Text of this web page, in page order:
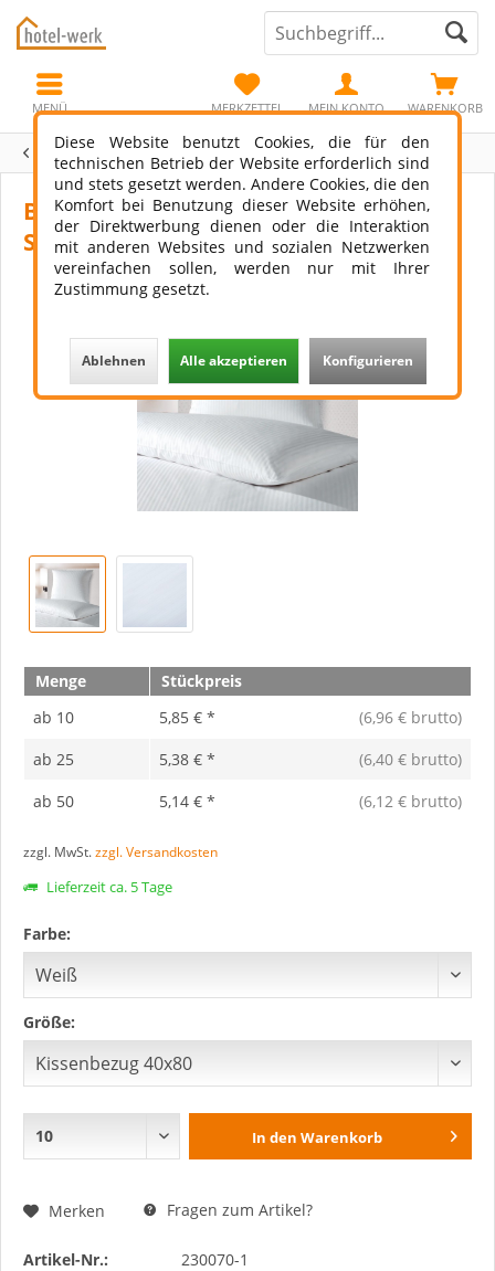
WARENKORB
MERKZETTEL MEIN KONTO
MENÜ
Übersicht Hotelbett
Bettwäsche Larissa 8 mm
Streifendesign
Menge
Stückpreis
ab 10 5,85 € *
(6,96 € brutto)
ab 25 5,38 € *
(6,40 € brutto)
ab 50 5,14 € * (6,12 € brutto)
zzgl. MwSt.zzgl. Versandkosten
Lieferzeit ca. 5 Tage
Farbe:
Größe:
In den Warenkorb
Merken Fragen zum Artikel?
Artikel-Nr.: 230070-1
Diese Website benutzt Cookies, die für den
technischen Betrieb der Website erforderlich sind
und stets gesetzt werden. Andere Cookies, die den
Komfort bei Benutzung dieser Website erhöhen,
der Direktwerbung dienen oder die Interaktion
mit anderen Websites und sozialen Netzwerken
vereinfachen sollen, werden nur mit Ihrer
Zustimmung gesetzt.
Ablehnen Alle akzeptieren Konfigurieren